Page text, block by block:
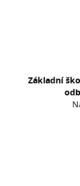
Základní